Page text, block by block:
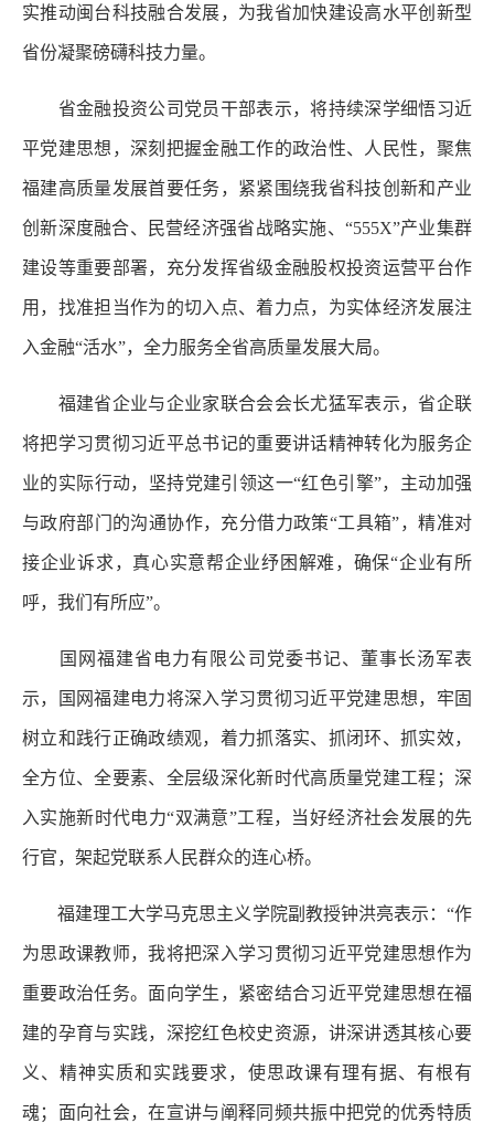
实推动闽台科技融合发展，为我省加快建设高水平创新型
省份凝聚磅礴科技力量。
省金融投资公司党员干部表示，将持续深学细悟习近
平党建思想，深刻把握金融工作的政治性、人民性，聚焦
福建高质量发展首要任务，紧紧围绕我省科技创新和产业
创新深度融合、民营经济强省战略实施、“555X”产业集群
建设等重要部署，充分发挥省级金融股权投资运营平台作
用，找准担当作为的切入点、着力点，为实体经济发展注
入金融“活水”，全力服务全省高质量发展大局。
福建省企业与企业家联合会会长尤猛军表示，省企联
将把学习贯彻习近平总书记的重要讲话精神转化为服务企
业的实际行动，坚持党建引领这一“红色引擎”，主动加强
与政府部门的沟通协作，充分借力政策“工具箱”，精准对
接企业诉求，真心实意帮企业纾困解难，确保“企业有所
呼，我们有所应”。
国网福建省电力有限公司党委书记、董事长汤军表
示，国网福建电力将深入学习贯彻习近平党建思想，牢固
树立和践行正确政绩观，着力抓落实、抓闭环、抓实效，
全方位、全要素、全层级深化新时代高质量党建工程；深
入实施新时代电力“双满意”工程，当好经济社会发展的先
行官，架起党联系人民群众的连心桥。
福建理工大学马克思主义学院副教授钟洪亮表示：“作
为思政课教师，我将把深入学习贯彻习近平党建思想作为
重要政治任务。面向学生，紧密结合习近平党建思想在福
建的孕育与实践，深挖红色校史资源，讲深讲透其核心要
义、精神实质和实践要求，使思政课有理有据、有根有
魂；面向社会，在宣讲与阐释同频共振中把党的优秀特质